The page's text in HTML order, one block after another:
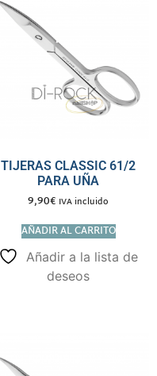
TIJERAS CLASSIC 61/2
PARA UÑA
9,90€ IVA incluido
AÑADIR AL CARRITO
Añadir a la lista de
deseos